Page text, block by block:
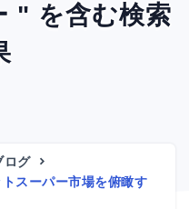
" を含む検索
ログ
スーパー市場を俯瞰す